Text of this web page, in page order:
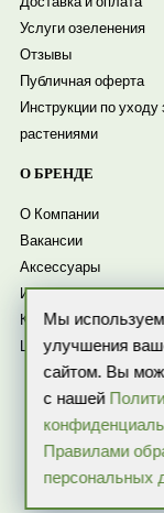
Услуги озеленения
Отзывы
Публичная оферта
Инструкции по уходу
растениями
О БРЕНДЕ
О Компании
Вакансии
Аксессуары
Искусственные
Комнатные растения
Цветочные
Мы
улучшения
сайтом. Вы
с нашей
Правилами
персональных